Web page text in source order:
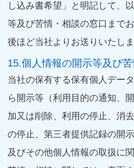
し込み書希望」と明記して、
等及び苦情・相談の窓口まで
後ほど当社よりお送りいたしま
15.個人情報の開示等及び
当社の保有する保有個人デー
ら開示等（利用目的の通知、
加又は削除、利用の停止、消
の停止、第三者提供記録の開
及びその他個人情報の取扱に